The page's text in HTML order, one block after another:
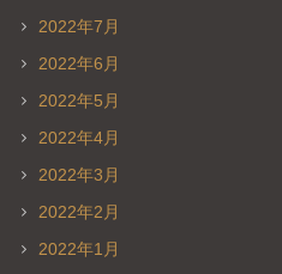
2022年7月
2022年6月
2022年5月
2022年4月
2022年3月
2022年2月
2022年1月